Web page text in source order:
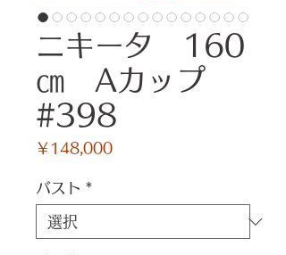
ニキータ 160
㎝ Aカップ
#398
￥148,000価
バスト *